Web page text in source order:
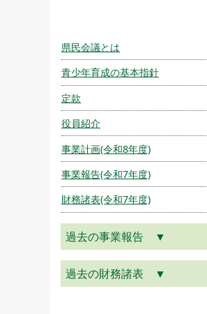
県民会議とは
青少年育成の基本指針
定款
役員紹介
事業計画(令和8年度)
事業報告(令和7年度)
財務諸表(令和7年度)
過去の事業報告 ▼
過去の財務諸表 ▼